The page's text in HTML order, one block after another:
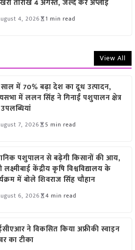
तारीख 4 अगस्त, जल्द करें अप्लाई
4, 2026 1 min read
View All
में 70% बढ़ा देश का दूध उत्पादन,
में ललन सिंह ने गिनाईं पशुपालन क्षेत्र
7, 2026 5 min read
पशुपालन से बढ़ेगी किसानों की आय,
लक्ष्मीबाई केंद्रीय कृषि विश्वविद्यालय के
में बोले शिवराज सिंह चौहान
6, 2026 4 min read
ने विकसित किया अफ्रीकी स्वाइन
का टीका